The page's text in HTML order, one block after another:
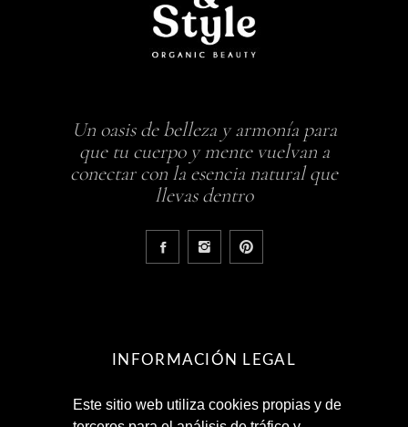
Este sitio web utiliza cookies propias y de
Un oasis de belleza y armonía para
que tu cuerpo y mente vuelvan a
conectar con la esencia natural que
llevas dentro
INFORMACIÓN LEGAL
Aviso Legal